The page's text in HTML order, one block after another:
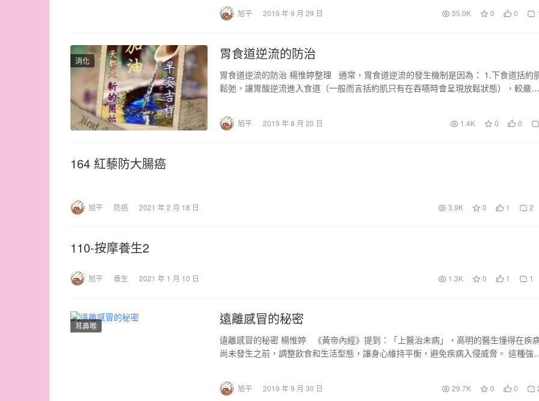
旭平 2019 年 9 月 29 日 35.0K 0 0
消化 胃食道逆流的防治
胃食道逆流的防治 楊惟婷整理 通常，胃食道逆流的發生機制是因為： 1.下食道括約
鬆弛，讓胃酸逆流進入食道（一般而言括約肌只有在吞嚥時會呈現放鬆狀態），較嚴重
旭平 2019 年 8 月 20 日 1.4K 0 0
164 紅藜防大腸癌
旭平 防癌 2021 年 2 月 18 日 3.9K 0 1 2
110-按摩養生2
旭平 養生 2021 年 1 月 10 日 1.3K 0 1 1
耳鼻喉 遠離感冒的秘密
遠離感冒的秘密 楊惟婷 《黃帝內經》提到：「上醫治未病」，高明的醫生懂得在疾
尚未發生之前，調整飲食和生活型態，讓身心維持平衡，避免疾病入侵威脅。 這種強
旭平 2019 年 9 月 30 日 29.7K 0 0